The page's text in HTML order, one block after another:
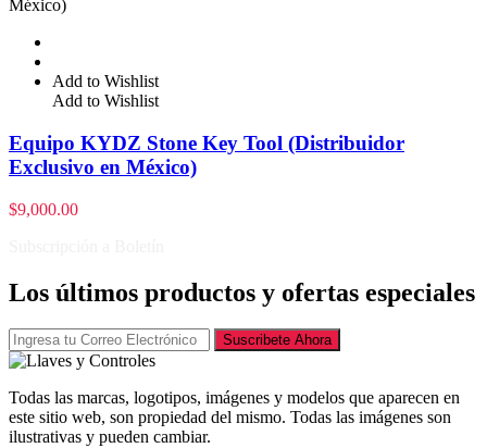
Add to Wishlist
Add to Wishlist
Equipo KYDZ Stone Key Tool (Distribuidor
Exclusivo en México)
$9,000.00
Los últimos productos y ofertas especiales
Suscribete Ahora
Todas las marcas, logotipos, imágenes y modelos que aparecen en
este sitio web, son propiedad del mismo. Todas las imágenes son
ilustrativas y pueden cambiar.